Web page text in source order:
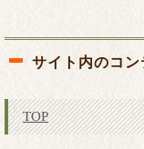
サイト内のコ
TOP